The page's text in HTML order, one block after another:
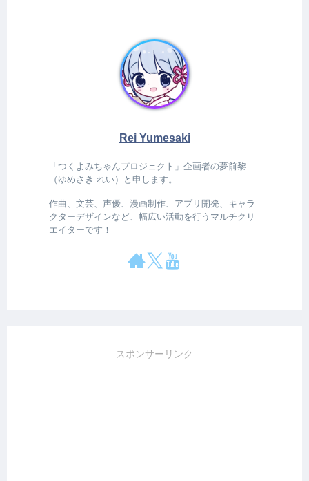
Rei Yumesaki
「つくよみちゃんプロジェクト」企画者の夢前黎
（ゆめさき れい）と申します。
作曲、文芸、声優、漫画制作、アプリ開発、キャラ
クターデザインなど、幅広い活動を行うマルチクリ
エイターです！
スポンサーリンク